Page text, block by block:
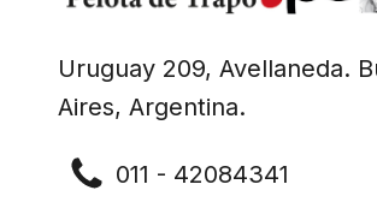
Uruguay 209, Avellaneda.
Aires, Argentina.
011 - 42084341